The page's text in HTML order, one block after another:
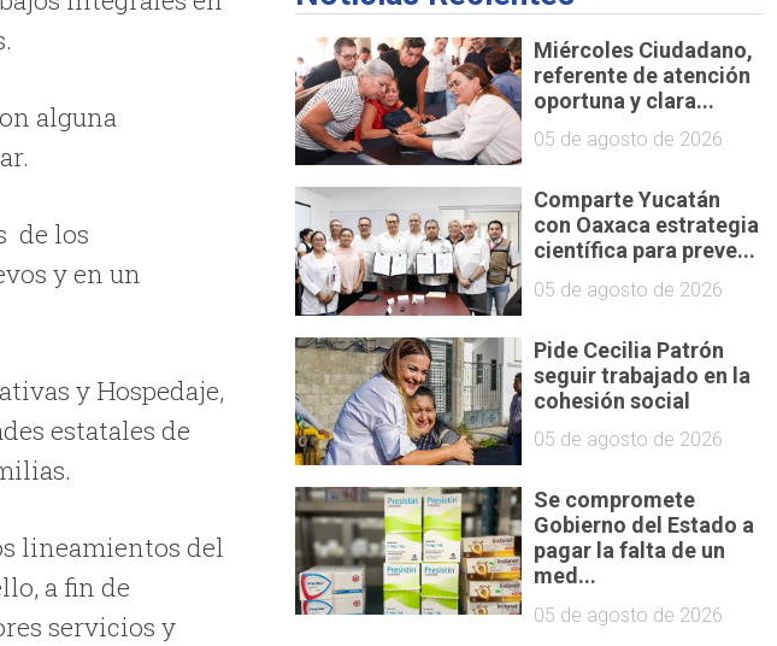
alguna
de los
y en un
y Hospedaje,
estatales de
lineamientos del
a fin de
servicios y
Miércoles Ciudadano,
referente de atención
oportuna y clara...
05 de agosto de 2026
Comparte Yucatán
con Oaxaca estrategia
científica para preve...
05 de agosto de 2026
Pide Cecilia Patrón
seguir trabajado en la
cohesión social
05 de agosto de 2026
Se compromete
Gobierno del Estado a
pagar la falta de un
med...
05 de agosto de 2026